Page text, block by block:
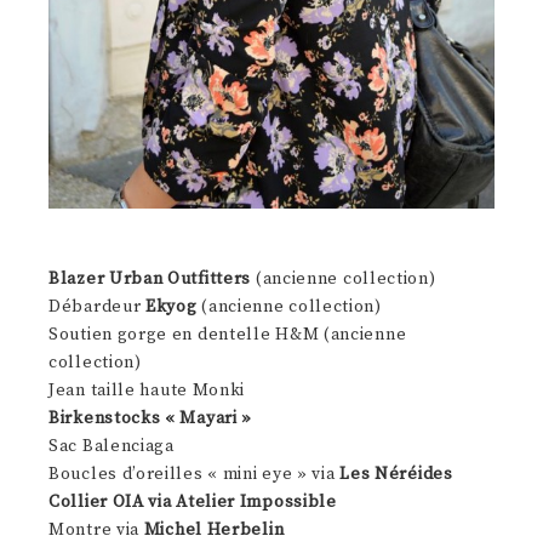
Blazer Urban Outfitters (ancienne collection)
Débardeur Ekyog (ancienne collection)
Soutien gorge en dentelle H&M (ancienne
collection)
Jean taille haute Monki
Birkenstocks « Mayari »
Sac Balenciaga
Boucles d’oreilles « mini eye » viaLes Néréides
Collier OIA via Atelier Impossible
Montre via Michel Herbelin